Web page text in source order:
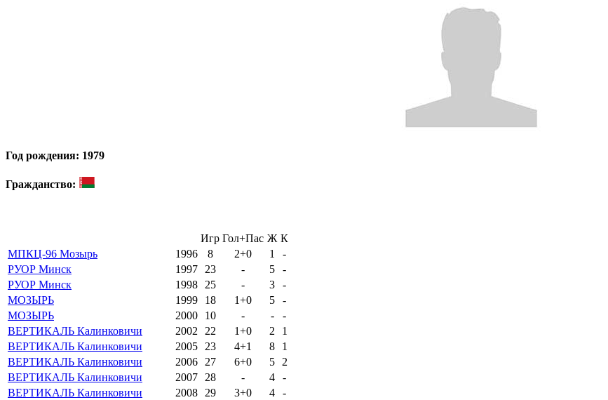
Год рождения: 1979
Гражданство:
Игр Гол+Пас Ж К
МПКЦ-96 Мозырь
1996 8 2+0 1
-
РУОР Минск
1997 23 - 5
-
РУОР Минск
1998 25 - 3
-
МОЗЫРЬ
1999 18 1+0 5
-
МОЗЫРЬ
2000 10 - -
-
ВЕРТИКАЛЬ Калинковичи
2002 22 1+0 2
1
ВЕРТИКАЛЬ Калинковичи
2005 23 4+1 8
1
ВЕРТИКАЛЬ Калинковичи
2006 27 6+0 5
2
ВЕРТИКАЛЬ Калинковичи
2007 28 - 4
-
ВЕРТИКАЛЬ Калинковичи
2008 29 3+0 4 -